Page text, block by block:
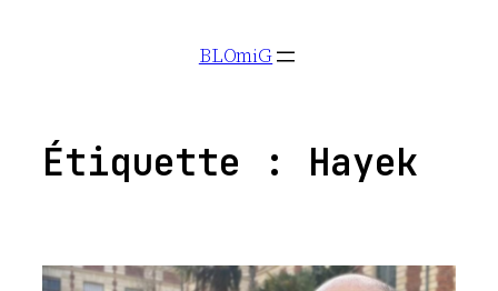
BLOmiG
Étiquette : Hayek